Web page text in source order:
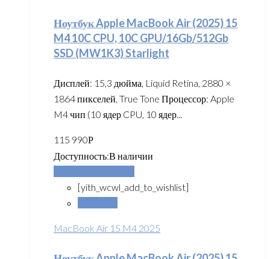
Ноутбук Apple MacBook Air (2025) 15
M4 10C CPU, 10C GPU/16Gb/512Gb
SSD (MW1K3) Starlight
Дисплей: 15,3 дюйма, Liquid Retina, 2880 ×
1864 пикселей, True Tone Процессор: Apple
M4 чип (10 ядер CPU, 10 ядер...
115 990Р
Доступность:В наличии
[yith_wcwl_add_to_wishlist]
MacBook Air 15 M4 2025